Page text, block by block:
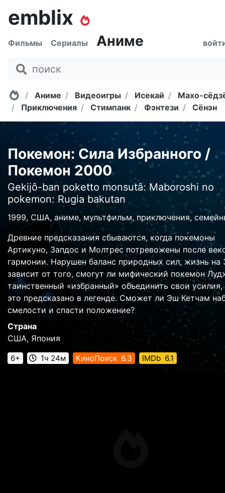
emblix
Фильмы Сериалы Аниме
Главная
Аниме Видеоигры Исекай
Махо-
Приключения
Стимпанк Фэнтези Сёнэн
Покемон: Сила Избранного /
Покемон 2000
Gekijô-ban poketto monsutâ: Maboroshi no
pokemon: Rugia bakutan
1999, США, аниме, мультфильм, приключения,
Древние предсказания сбываются, когда покемоны
Артикуно, Запдос и Молтрес потревожены после
гармонии. Нарушен баланс природных сил, жизнь на
зависит от того, смогут ли мифический покемон
таинственный «избранный» объединить свои усилия,
это предсказано в легенде. Сможет ли Эш Кетчам
смелости и спасти положение?
Страна
США, Япония
6+ 1ч 24м КиноПоиск 6.3 IMDb 6.1